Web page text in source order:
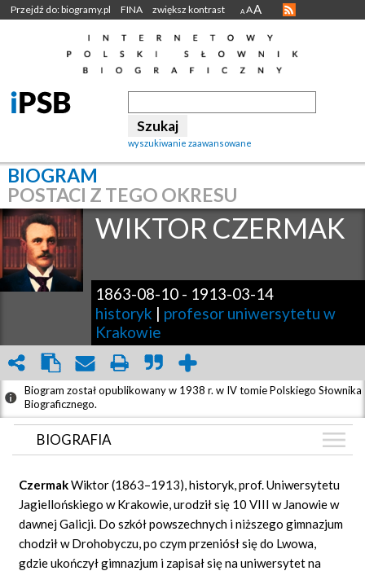
Przejdź do: biogramy.pl FINA zwiększ kontrast A AA
wyszukiwanie zaawansowane
BIOGRAM
POSTACI Z TEGO OKRESU
WIKTOR CZERMAK
1863-08-10 - 1913-03-14
historyk | profesor uniwersytetu w
Krakowie
Biogram został opublikowany w 1938 r. w IV tomie Polskiego Słownika
Biograficznego.
BIOGRAFIA
GRAF POWIĄZAŃ
DYSKUSJA
Mapa
CzermakWiktor (1863–1913), historyk, prof. Uniwersytetu
Jagiellońskiego w Krakowie, urodził się 10 VIII w Janowie w
dawnej Galicji. Do szkół powszechnych i niższego gimnazjum
chodził w Drohobyczu, po czym przeniósł się do Lwowa,
gdzie ukończył gimnazjum i zapisał się na uniwersytet na